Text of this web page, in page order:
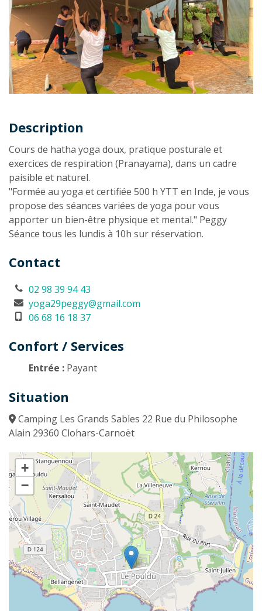
Description
Description
Cours de hatha yoga doux, pratique posturale et
exercices de respiration (Pranayama), dans un cadre
paisible et naturel.
"Formée au yoga et certifiée 500 h YTT en Inde, je vous
propose des séances variées de yoga pour vous
apporter un bien-être physique et mental." Peggy
Séance tous les lundis à 10h sur réservation.
Contact
02 98 39 94 43
yoga29peggy@gmail.com
06 68 16 18 37
Confort / Services
Entrée : Payant
Situation
Camping Les Grands Sables 22 Rue du Philosophe
Alain 29360 Clohars-Carnoët
+
−